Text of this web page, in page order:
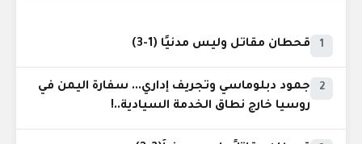
1 قحطان مقاتل وليس مدنيًا (1-3)
2
جمود دبلوماسي وتجريف إداري... سفارة اليمن في
روسيا خارج نطاق الخدمة السيادية..!